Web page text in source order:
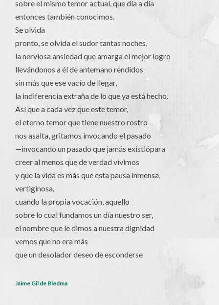
sobre el mismo temor actual, que día a día
entonces también conocimos.
Se olvida
pronto, se olvida el sudor tantas noches,
la nerviosa ansiedad que amarga el mejor logro
llevándonos a él de antemano rendidos
sin más que ese vacío de llegar,
la indiferencia extraña de lo que ya está hecho.
Así que a cada vez que este temor,
el eterno temor que tiene nuestro rostro
nos asalta, gritamos invocando el pasado
—invocando un pasado que jamás existiópara
creer al menos que de verdad vivimos
y que la vida es más que esta pausa inmensa,
vertiginosa,
cuando la propia vocación, aquello
sobre lo cual fundamos un día nuestro ser,
el nombre que le dimos a nuestra dignidad
vemos que no era más
que un desolador deseo de esconderse
Jaime Gil de Biedma